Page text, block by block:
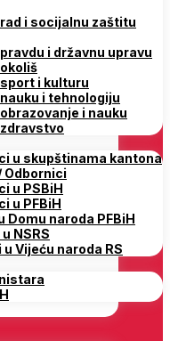
i socijalnu zaštitu
i državnu upravu
i kulturu
i tehnologiju
i nauku
u skupštinama kantona
Odbornici
u PSBiH
u PFBiH
Domu naroda PFBiH
NSRS
Vijeću naroda RS